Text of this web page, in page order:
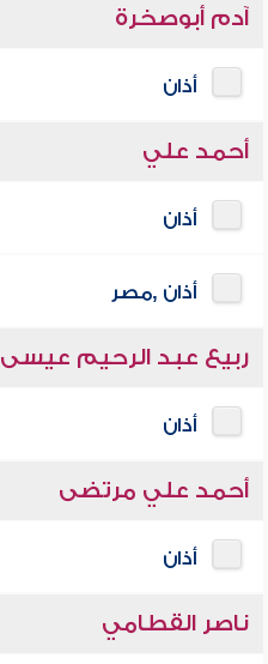
آدم أبوصخرة
أذان
أحمد علي
أذان
أذان ,مصر
ربيع عبد الرحيم عيسى
أذان
أحمد علي مرتضى
أذان
ناصر القطامي